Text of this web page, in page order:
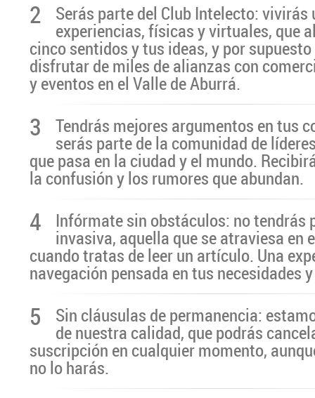
2 Serás parte del Club Intelecto: vivirás
experiencias, físicas y virtuales, que
cinco sentidos y tus ideas, y por
disfrutar de miles de alianzas con
y eventos en el Valle de Aburrá.
3 Tendrás mejores argumentos en tus
serás parte de la comunidad de
que pasa en la ciudad y el mundo.
la confusión y los rumores que abundan.
4 Infórmate sin obstáculos: no tendrás
invasiva, aquella que se atraviesa en
cuando tratas de leer un artículo. Una
navegación pensada en tus necesidades
5 Sin cláusulas de permanencia:
de nuestra calidad, que podrás
suscripción en cualquier momento,
no lo harás.